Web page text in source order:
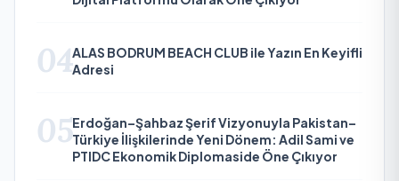
04ALAS BODRUM BEACH CLUB ile Yazın En Keyifli
Adresi
05Erdoğan–Şahbaz Şerif Vizyonuyla Pakistan–
Türkiye İlişkilerinde Yeni Dönem: Adil Sami ve
PTIDC Ekonomik Diplomaside Öne Çıkıyor